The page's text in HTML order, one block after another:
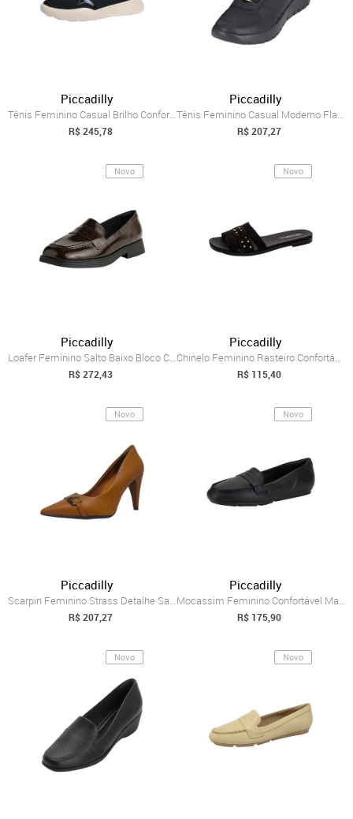
Piccadilly
Tênis Feminino Casual Brilho Confortável...
R$ 245,78
Piccadilly
Tênis Feminino Casual Moderno Flat Confo...
R$ 207,27
Novo
Piccadilly
Loafer Feminino Salto Baixo Bloco Confor...
R$ 272,43
Novo
Piccadilly
Chinelo Feminino Rasteiro Confortável Es...
R$ 115,40
Novo
Piccadilly
Scarpin Feminino Strass Detalhe Salto Al...
R$ 207,27
Novo
Piccadilly
Mocassim Feminino Confortável Macio Baix...
R$ 175,90
Novo Novo